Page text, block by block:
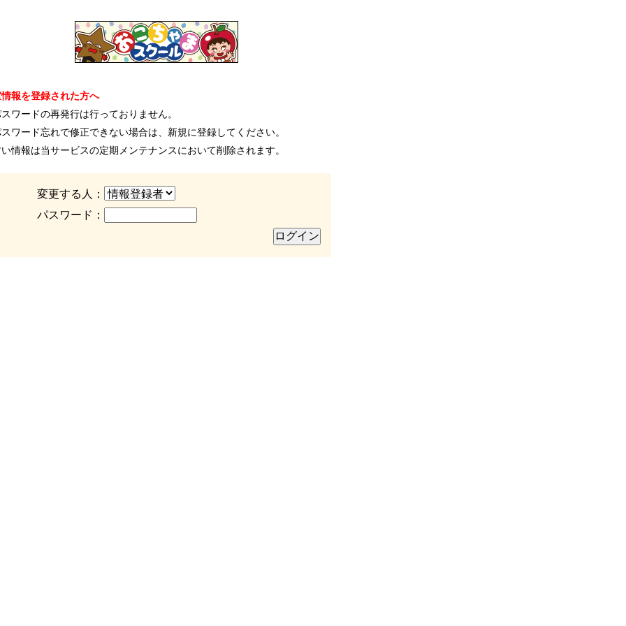
報を登録された方へ
スワードの再発行は行っておりません。
スワード忘れで修正できない場合は、新規に登録してください。
い情報は当サービスの定期メンテナンスにおいて削除されます。
変更する人：
パスワード：